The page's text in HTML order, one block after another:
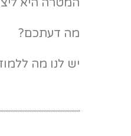
המטרה היא
מה דעתכם?
יש לנו מה